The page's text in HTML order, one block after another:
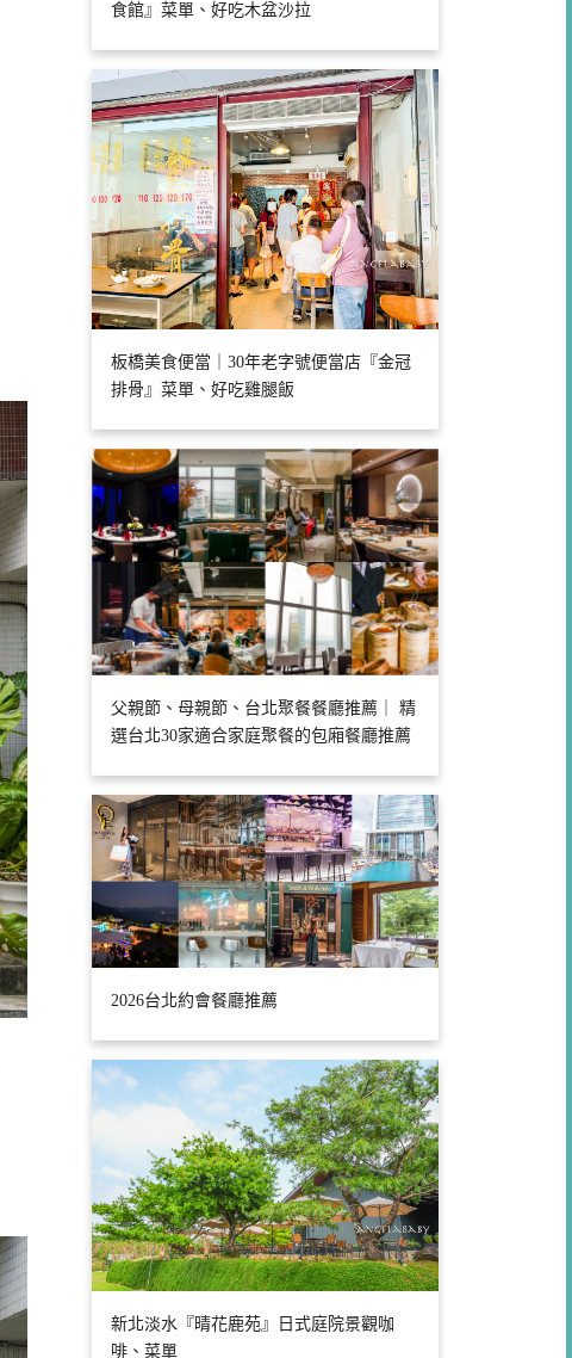
食館』菜單、好吃木盆沙拉
板橋美食便當｜30年老字號便當店『金冠
排骨』菜單、好吃雞腿飯
父親節、母親節、台北聚餐餐廳推薦｜ 精
選台北30家適合家庭聚餐的包廂餐廳推薦
2026台北約會餐廳推薦
新北淡水『晴花鹿苑』日式庭院景觀咖
啡、菜單